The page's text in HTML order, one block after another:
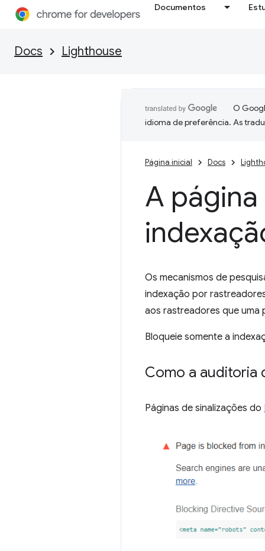
Documentos
Docs Lighthouse
O
idioma de preferência. As
Página inicial Docs
A
Os mecanismos de
indexação por
aos rastreadores que uma
Bloqueie somente a
Como a auditoria
Páginas de sinalizações do